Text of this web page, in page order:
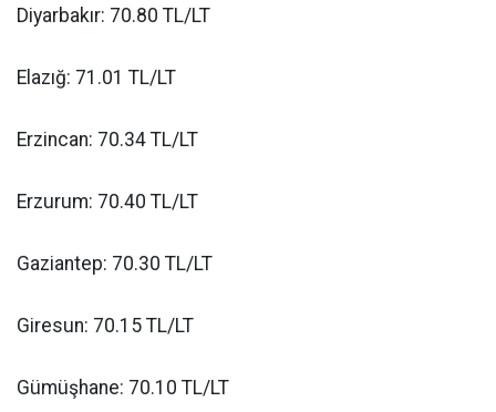
Diyarbakır: 70.80 TL/LT
Elazığ: 71.01 TL/LT
Erzincan: 70.34 TL/LT
Erzurum: 70.40 TL/LT
Gaziantep: 70.30 TL/LT
Giresun: 70.15 TL/LT
Gümüşhane: 70.10 TL/LT